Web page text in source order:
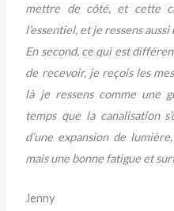
mettre de côté, et cette
l’essentiel, et je ressens
En second, ce qui est
de recevoir, je reçois les
là je ressens comme une
temps que la canalisation
d’une expansion de
mais une bonne fatigue et
Jenny